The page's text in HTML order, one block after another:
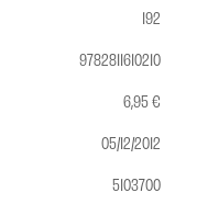
192
9782811610210
6,95 €
05/12/2012
5103700